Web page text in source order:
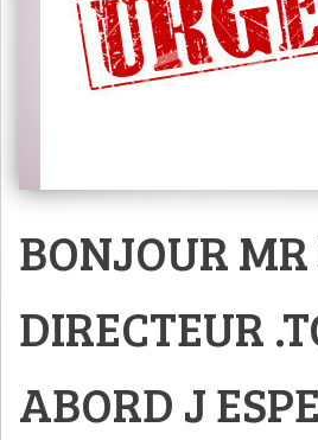
BONJOUR MR
DIRECTEUR
ABORD J